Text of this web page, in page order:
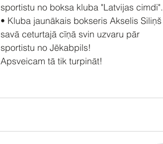
sportistu no boksa kluba "Latvijas cimdi".
• Kluba jaunākais bokseris Akselis Siliņš
savā ceturtajā cīņā svin uzvaru pār
sportistu no Jēkabpils!
Apsveicam tā tik turpināt!